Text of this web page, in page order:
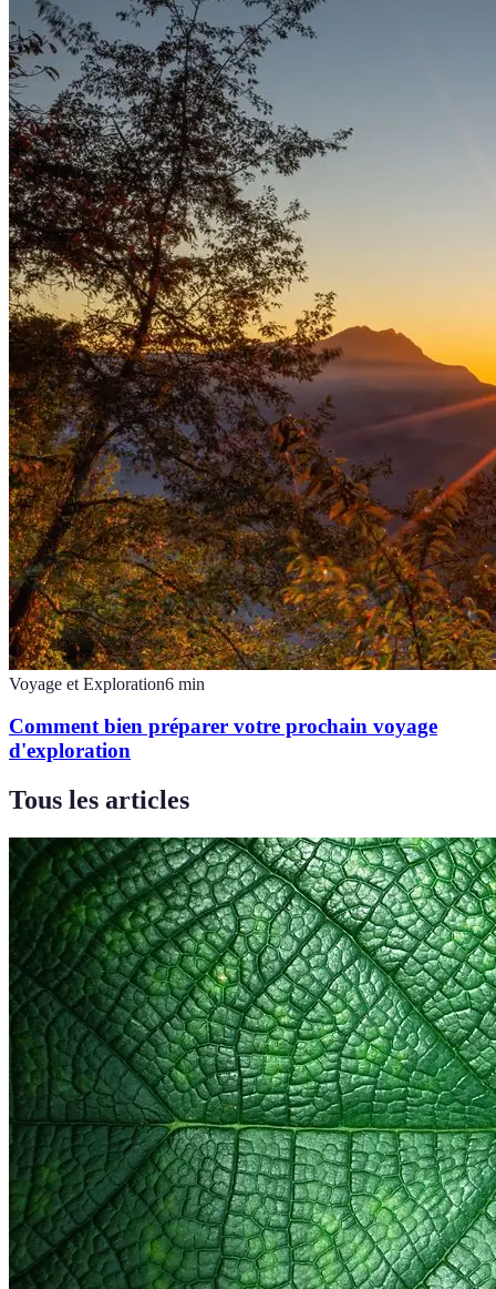
Voyage et Exploration6 min
Comment bien préparer votre prochain voyage
d'exploration
Tous les articles